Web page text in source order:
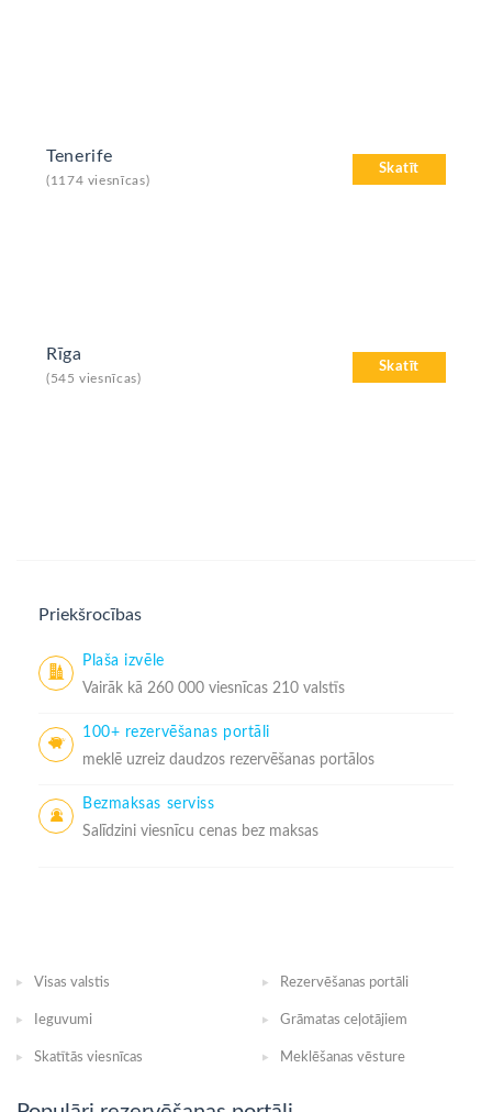
Skatīt
Tenerife
(1174 viesnīcas)
Skatīt
Rīga
(545 viesnīcas)
Priekšrocības
Plaša izvēle
Vairāk kā 260 000 viesnīcas 210 valstīs
100+ rezervēšanas portāli
meklē uzreiz daudzos rezervēšanas portālos
Bezmaksas serviss
Salīdzini viesnīcu cenas bez maksas
Visas valstis Rezervēšanas portāli
Ieguvumi Grāmatas ceļotājiem
Skatītās viesnīcas Meklēšanas vēsture